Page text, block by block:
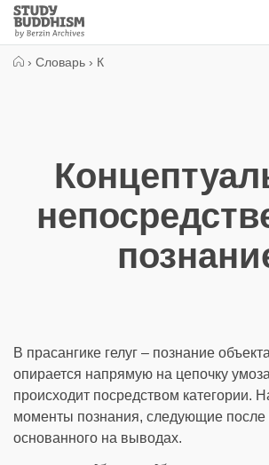
Close
Study
Buddhism
› Словарь › К
В прасангике гелуг – познание
опирается напрямую на цепочку
происходит посредством категории.
моменты познания, следующие после
основанного на выводах.